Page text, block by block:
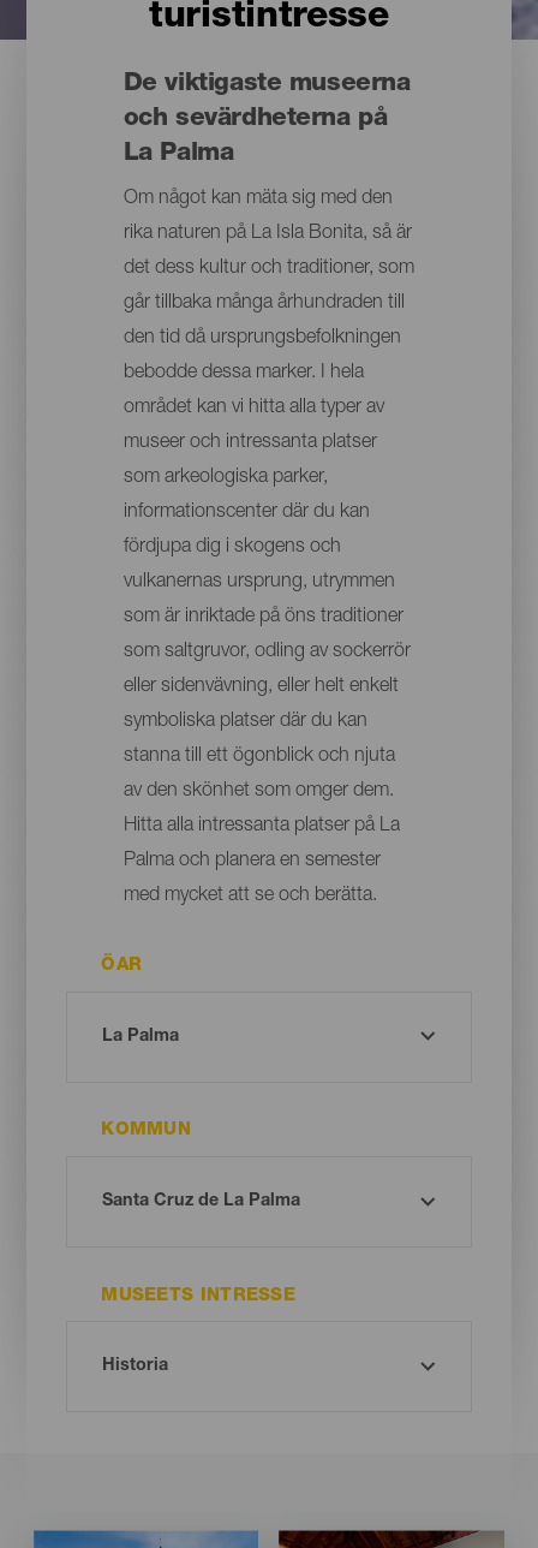
turistintresse
De viktigaste museerna
och sevärdheterna på
La Palma
Om något kan mäta sig med den
rika naturen på La Isla Bonita, så är
det dess kultur och traditioner, som
går tillbaka många århundraden till
den tid då ursprungsbefolkningen
bebodde dessa marker. I hela
området kan vi hitta alla typer av
museer och intressanta platser
som arkeologiska parker,
informationscenter där du kan
fördjupa dig i skogens och
vulkanernas ursprung, utrymmen
som är inriktade på öns traditioner
som saltgruvor, odling av sockerrör
eller sidenvävning, eller helt enkelt
symboliska platser där du kan
stanna till ett ögonblick och njuta
av den skönhet som omger dem.
Hitta alla intressanta platser på La
Palma och planera en semester
med mycket att se och berätta.
ÖAR
KOMMUN
MUSEETS INTRESSE
Imagen
Imagen